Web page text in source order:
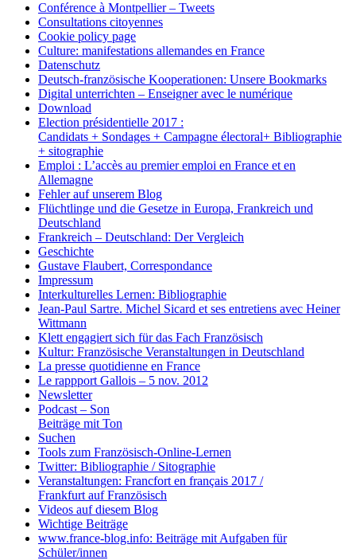
Conférence à Montpellier – Tweets
Consultations citoyennes
Cookie policy page
Culture: manifestations allemandes en France
Datenschutz
Deutsch-französische Kooperationen: Unsere Bookmarks
Digital unterrichten – Enseigner avec le numérique
Download
Election présidentielle 2017 :
Candidats + Sondages + Campagne électoral+ Bibliographie
+ sitographie
Emploi : L’accès au premier emploi en France et en
Allemagne
Fehler auf unserem Blog
Flüchtlinge und die Gesetze in Europa, Frankreich und
Deutschland
Frankreich – Deutschland: Der Vergleich
Geschichte
Gustave Flaubert, Correspondance
Impressum
Interkulturelles Lernen: Bibliographie
Jean-Paul Sartre. Michel Sicard et ses entretiens avec Heiner
Wittmann
Klett engagiert sich für das Fach Französisch
Kultur: Französische Veranstaltungen in Deutschland
La presse quotidienne en France
Le rappport Gallois – 5 nov. 2012
Newsletter
Podcast – Son
Beiträge mit Ton
Suchen
Tools zum Französisch-Online-Lernen
Twitter: Bibliographie / Sitographie
Veranstaltungen: Francfort en français 2017 /
Frankfurt auf Französisch
Videos auf diesem Blog
Wichtige Beiträge
www.france-blog.info: Beiträge mit Aufgaben für
Schüler/innen